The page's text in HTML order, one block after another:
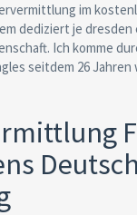
im
dediziert je
Ich komme
seitdem 26 Jahren